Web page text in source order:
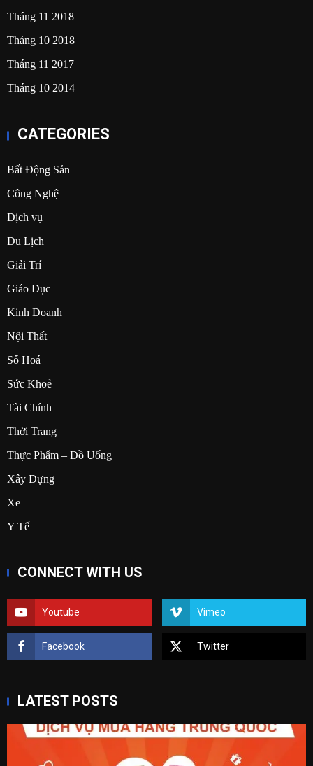
Tháng 11 2018
Tháng 10 2018
Tháng 11 2017
Tháng 10 2014
CATEGORIES
Bất Động Sản
Công Nghệ
Dịch vụ
Du Lịch
Giải Trí
Giáo Dục
Kinh Doanh
Nội Thất
Số Hoá
Sức Khoẻ
Tài Chính
Thời Trang
Thực Phẩm – Đồ Uống
Xây Dựng
Xe
Y Tế
CONNECT WITH US
Youtube Vimeo
Facebook Twitter
LATEST POSTS